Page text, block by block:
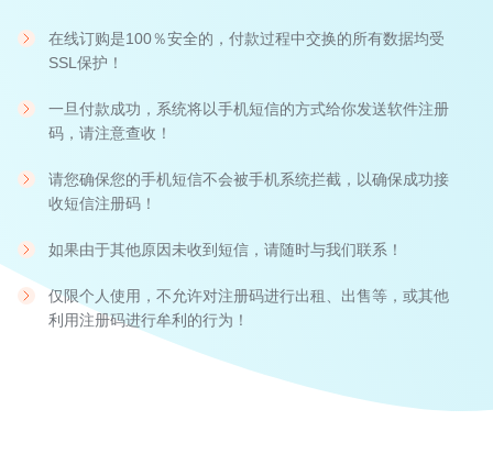
在线订购是100％安全的，付款过程中交换的所有数据均受
SSL保护！
一旦付款成功，系统将以手机短信的方式给你发送软件注册
码，请注意查收！
请您确保您的手机短信不会被手机系统拦截，以确保成功接
收短信注册码！
如果由于其他原因未收到短信，请随时与我们联系！
仅限个人使用，不允许对注册码进行出租、出售等，或其他
利用注册码进行牟利的行为！